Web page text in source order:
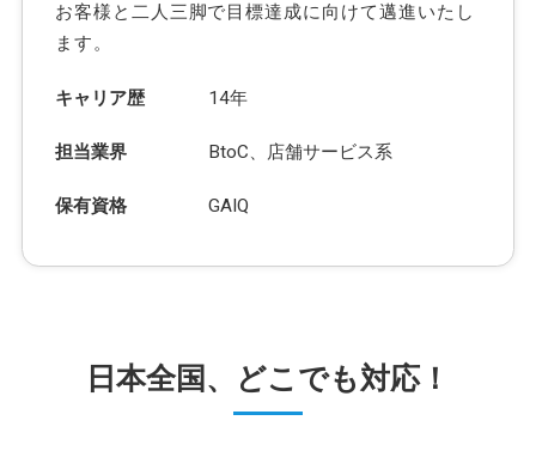
お客様と二人三脚で目標達成に向けて邁進いたし
ます。
キャリア歴 14年
担当業界 BtoC、店舗サービス系
保有資格 GAIQ
日本全国、どこでも対応！